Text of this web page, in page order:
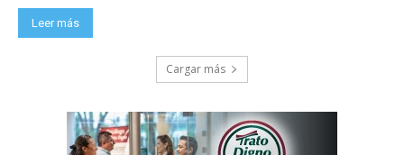
Leer más
Cargar más